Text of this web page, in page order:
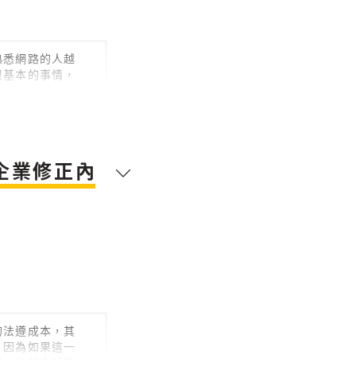
網路的人越
本的事情，
業修正內
遵成本，其
為如果這一